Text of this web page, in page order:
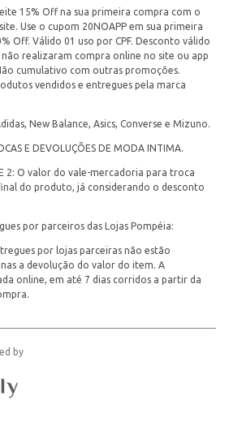
15% Off na sua primeira compra com o
Use o cupom 20NOAPP em sua primeira
Off. Válido 01 uso por CPF. Desconto válido
realizaram compra online no site ou app
cumulativo com outras promoções.
vendidos e entregues pela marca
New Balance, Asics, Converse e Mizuno.
E DEVOLUÇÕES DE MODA INTIMA.
2: O valor do vale-mercadoria para troca
do produto, já considerando o desconto
por parceiros das Lojas Pompéia:
por lojas parceiras não estão
a devolução do valor do item. A
online, em até 7 dias corridos a partir da
by